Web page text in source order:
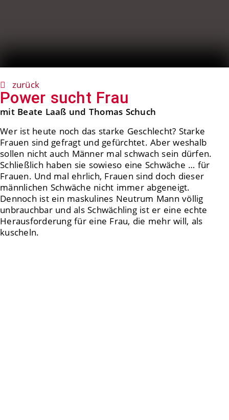
zurück
Power sucht Frau
mit Beate Laaß und Thomas Schuch
Wer ist heute noch das starke Geschlecht? Starke
Frauen sind gefragt und gefürchtet. Aber weshalb
sollen nicht auch Männer mal schwach sein dürfen.
Schließlich haben sie sowieso eine Schwäche … für
Frauen. Und mal ehrlich, Frauen sind doch dieser
männlichen Schwäche nicht immer abgeneigt.
Dennoch ist ein maskulines Neutrum Mann völlig
unbrauchbar und als Schwächling ist er eine echte
Herausforderung für eine Frau, die mehr will, als
kuscheln.